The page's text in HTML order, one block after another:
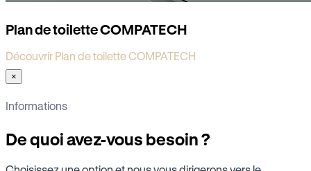
Plan de toilette COMPATECH
Découvrir Plan de toilette COMPATECH
×
Informations
De quoi avez-vous besoin ?